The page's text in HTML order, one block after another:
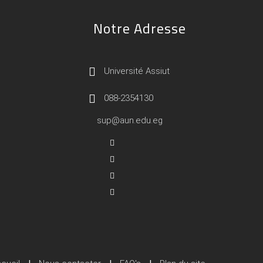
Notre Adresse
Université Assiut
088-2354130
sup@aun.edu.eg